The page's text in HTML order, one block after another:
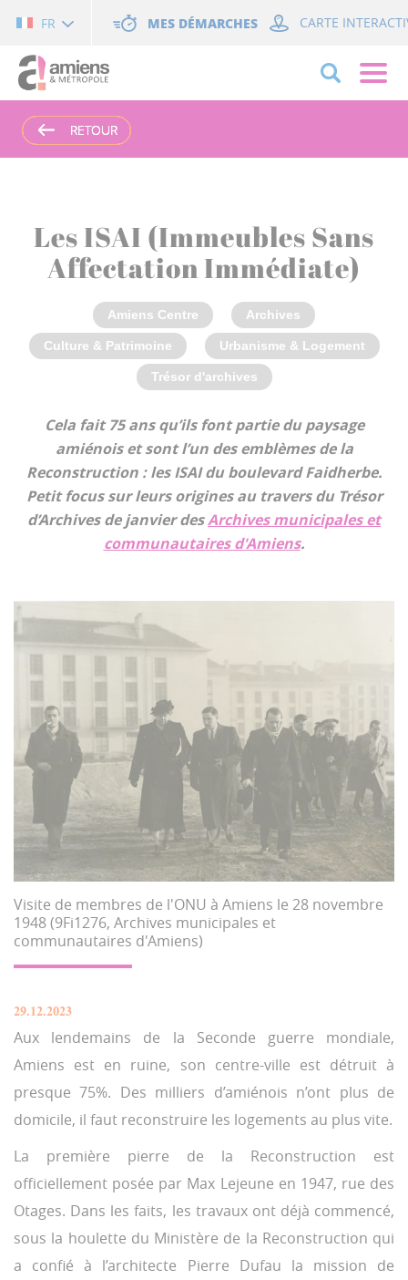
FR MES DÉMARCHES CARTE
RETOUR
RETOUR
RETOUR
RETOUR
Les ISAI (Immeubles Sans
Affectation Immédiate)
Amiens Centre Archives
Culture & Patrimoine Urbanisme & Logement
Trésor d'archives
Cela fait 75 ans qu’ils font partie du paysage
amiénois et sont l’un des emblèmes de la
Reconstruction : les ISAI du boulevard Faidherbe.
Petit focus sur leurs origines au travers du Trésor
d’Archives de janvier desArchives municipales et
communautaires d'Amiens.
Visite de membres de l'ONU à Amiens le 28 novembre
1948 (9Fi1276, Archives municipales et
communautaires d'Amiens)
29.12.2023
Aux lendemains de la Seconde guerre mondiale,
Amiens est en ruine, son centre-ville est détruit à
presque 75%. Des milliers d’amiénois n’ont plus de
domicile, il faut reconstruire les logements au plus vite.
La première pierre de la Reconstruction est
officiellement posée par Max Lejeune en 1947, rue des
Otages. Dans les faits, les travaux ont déjà commencé,
sous la houlette du Ministère de la Reconstruction qui
a confié à l’architecte Pierre Dufau la mission de